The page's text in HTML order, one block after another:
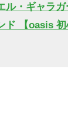
ル・ギャラ
ド 【oasis